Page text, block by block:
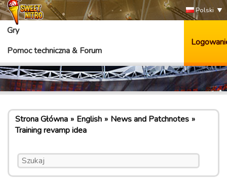
Polski
Gry
Pomoc techniczna & Forum
Strona Główna English
News and Patchnotes
Training revamp idea